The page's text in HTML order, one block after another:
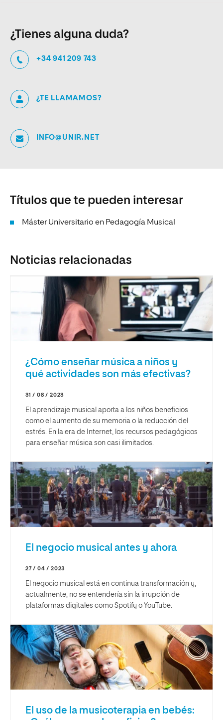
¿Tienes alguna duda?
+34 941 209 743
¿TE LLAMAMOS?
INFO@UNIR.NET
Títulos que te pueden interesar
Máster Universitario en Pedagogía Musical
Noticias relacionadas
¿Cómo enseñar música a niños y
qué actividades son más efectivas?
31 / 08 / 2023
El aprendizaje musical aporta a los niños beneficios
como el aumento de su memoria o la reducción del
estrés. En la era de Internet, los recursos pedagógicos
para enseñar música son casi ilimitados.
El negocio musical antes y ahora
27 / 04 / 2023
El negocio musical está en continua transformación y,
actualmente, no se entendería sin la irrupción de
plataformas digitales como Spotify o YouTube.
El uso de la musicoterapia en bebés: